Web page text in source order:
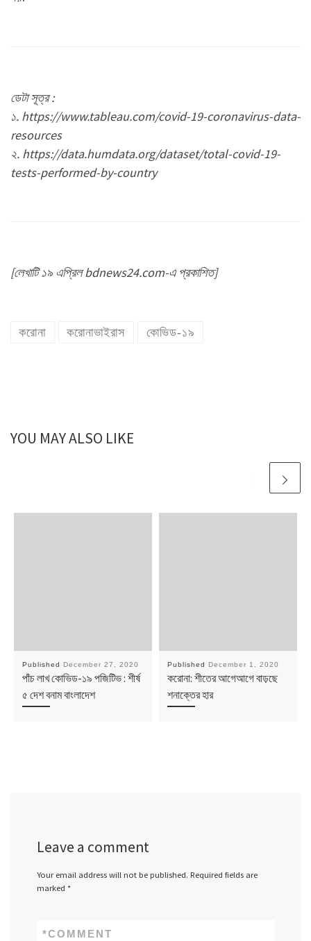
ডেটা সূত্র :
১. https://www.tableau.com/covid-19-coronavirus-data-
resources
২. https://data.humdata.org/dataset/total-covid-19-
tests-performed-by-country
[লেখাটি ১৯ এপ্রিল bdnews24.com-এ প্রকাশিত]
করোনা করোনাভাইরাস কোভিড-১৯
YOU MAY ALSO LIKE
Published December 27, 2020
পাঁচ লাখ কোভিড-১৯ পজিটিভ : শীর্ষ
৫ দেশ বনাম বাংলাদেশ
Published December 1, 2020
করোনা: শীতের আগেআগে বাড়ছে
শনাক্তের হার
Leave a comment
Your email address will not be published. Required fields are
marked *
COMMENT
*